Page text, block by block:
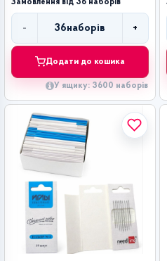
Замовлення від 36 наборів
-
Кількість
36наборів +
Додати до кошика
У ящику: 3600 наборів